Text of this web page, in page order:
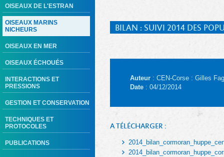
OISEAUX DE L'ESTRAN
OISEAUX MARINS
NICHEURS
OISEAUX EN MER
OISEAUX ÉCHOUÉS
INTERACTIONS ET
PRESSIONS
GESTION ET CONSERVATION
TECHNIQUES ET
PROTOCOLES
PUBLICATIONS
BILAN : SUIVI 2014 DES
Auteur : CEN-Corse : Gilles
Date : 04/12/2014
A TÉLÉCHARGER :